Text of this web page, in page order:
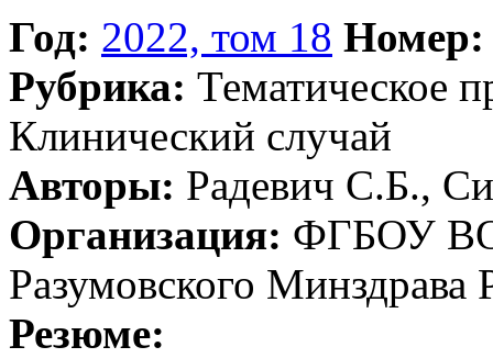
Год: 2022, том 18 Номер:
Рубрика: Тематическое
Клинический случай
Авторы: Радевич С.Б.,
Организация: ФГБОУ
Разумовского Минздрава
Резюме: